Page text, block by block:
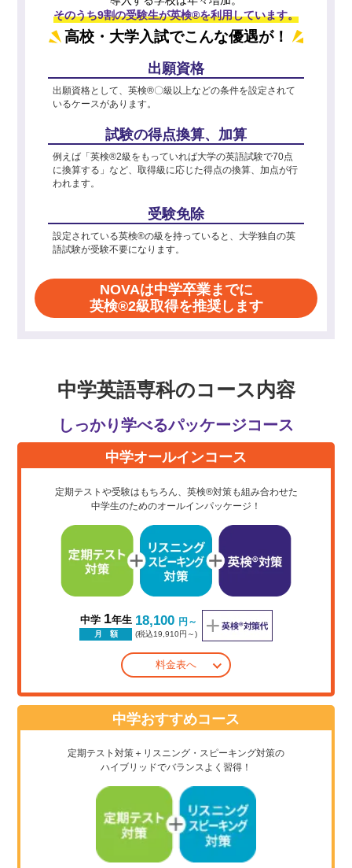
そのうち9割の受験生が英検®を利用しています。
高校・大学入試でこんな優遇が！
出願資格
出願資格として、英検®〇級以上などの条件を設定されて
いるケースがあります。
試験の得点換算、加算
例えば「英検®2級をもっていれば大学の英語試験で70点
に換算する」など、取得級に応じた得点の換算、加点が行
われます。
受験免除
設定されている英検®の級を持っていると、大学独自の英
語試験が受験不要になります。
NOVAは中学卒業までに
英検®2級取得を推奨します
中学英語専科のコース内容
しっかり学べるパッケージコース
中学オールインコース
定期テストや受験はもちろん、英検®対策も組み合わせた
中学生のためのオールインパッケージ！
中学 1年生
月 額
18,100 円～
(税込19,910円～)
料金表へ
中学おすすめコース
定期テスト対策＋リスニング・スピーキング対策の
ハイブリッドでバランスよく習得！